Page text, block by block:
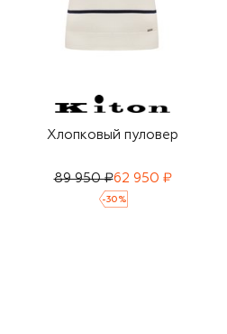
Хлопковый пуловер
89 950 ₽62 950 ₽
-30 %